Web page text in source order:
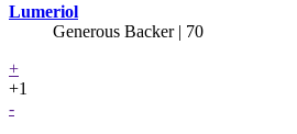
Lumeriol
Generous Backer| 70
+
+1
-